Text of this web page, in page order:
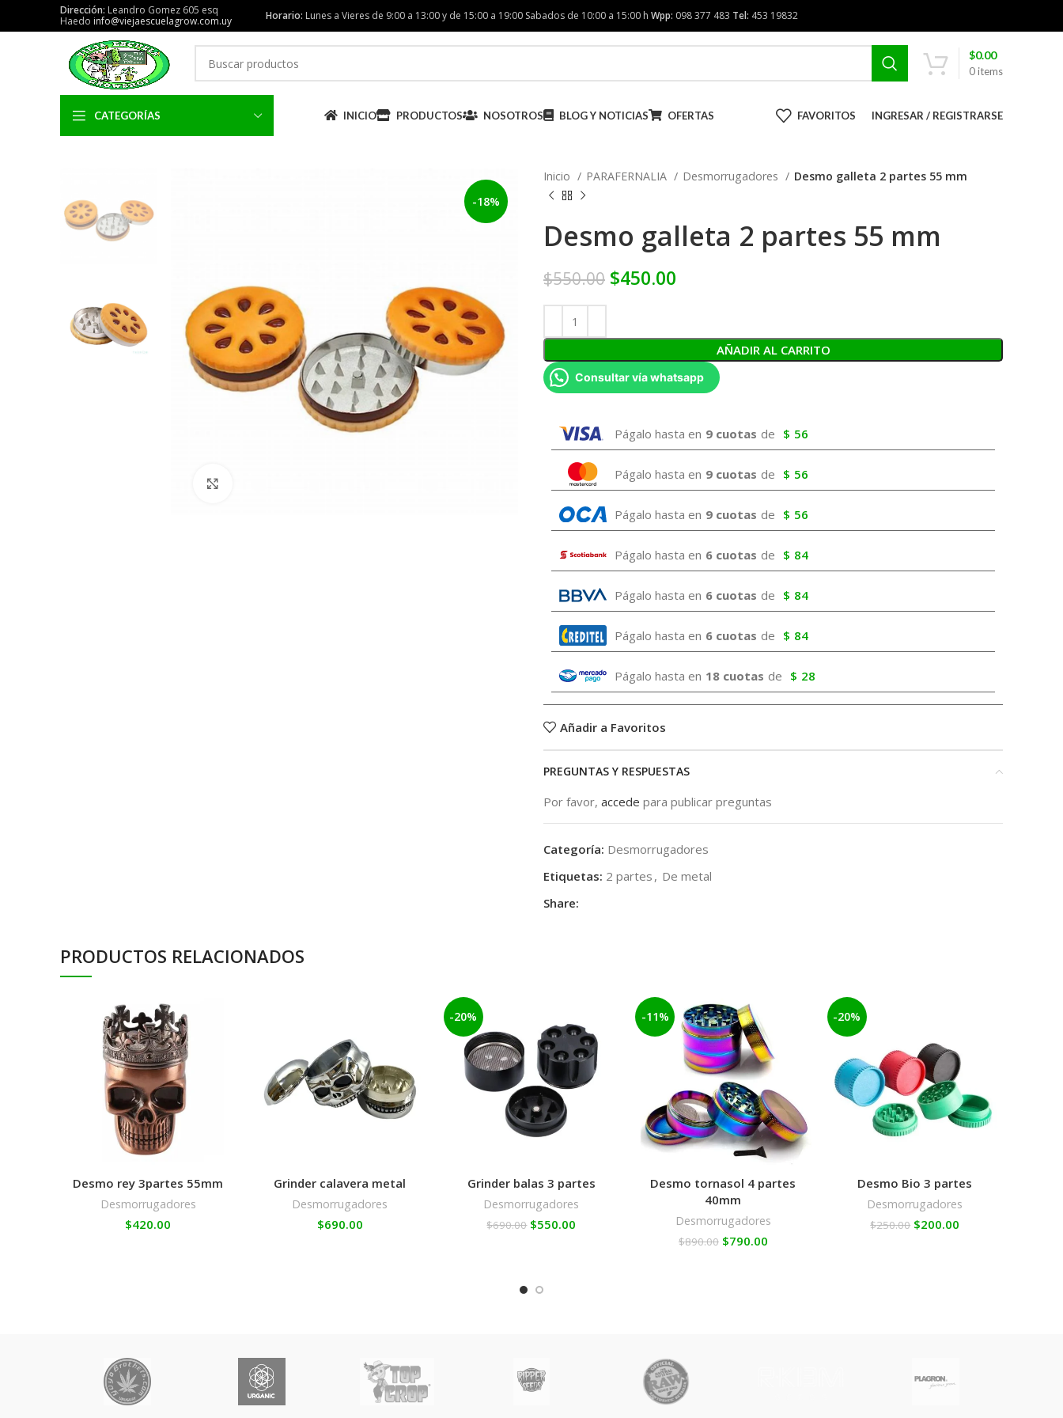
Dirección: Leandro Gomez 605 esq
Haedo info@viejaescuelagrow.com.uy Horario: Lunes a Vieres de 9:00 a 13:00 y de 15:00 a 19:00 Sabados de 10:00 a 15:00 h Wpp: 098 377 483 Tel: 453 19832
0items
$0.00
CATEGORÍAS INICIO PRODUCTOS NOSOTROS BLOG Y NOTICIAS OFERTAS FAVORITOS INGRESAR / REGISTRARSE
-18%
Inicio PARAFERNALIA Desmorrugadores Desmo galleta 2 partes 55 mm
Desmo galleta 2 partes 55 mm
$550.00 $450.00
AÑADIR AL CARRITO
Consultar vía whatsapp
Págalo hasta en 9 cuotas de $ 56
Págalo hasta en 9 cuotas de $ 56
Págalo hasta en 9 cuotas de $ 56
Págalo hasta en 6 cuotas de $ 84
Págalo hasta en 6 cuotas de $ 84
Págalo hasta en 6 cuotas de $ 84
Págalo hasta en 18 cuotas de $ 28
Añadir a Favoritos
PREGUNTAS Y RESPUESTAS
Por favor, accede para publicar preguntas
Categoría: Desmorrugadores
Etiquetas: 2 partes , De metal
Share:
PRODUCTOS RELACIONADOS
Desmo rey 3partes 55mm
Desmorrugadores
$420.00
Grinder calavera metal
Desmorrugadores
$690.00
-20%
Grinder balas 3 partes
Desmorrugadores
$690.00 $550.00
-11%
Desmo tornasol 4 partes
40mm
Desmorrugadores
$890.00 $790.00
-20%
Desmo Bio 3 partes
Desmorrugadores
$250.00 $200.00